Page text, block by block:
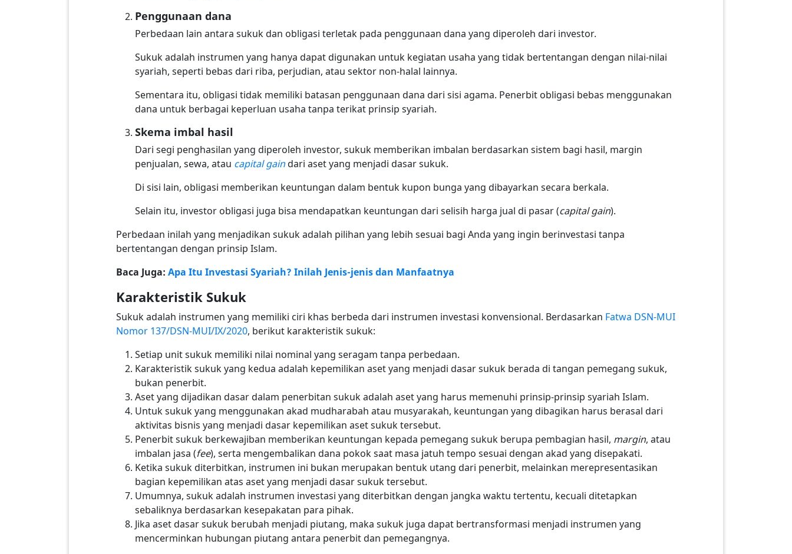
Penggunaan dana
Perbedaan lain antara sukuk dan obligasi terletak pada penggunaan dana yang diperoleh dari investor.
Sukuk adalah instrumen yang hanya dapat digunakan untuk kegiatan usaha yang tidak bertentangan dengan nilai-nilai
syariah, seperti bebas dari riba, perjudian, atau sektor non-halal lainnya.
Sementara itu, obligasi tidak memiliki batasan penggunaan dana dari sisi agama. Penerbit obligasi bebas menggunakan
dana untuk berbagai keperluan usaha tanpa terikat prinsip syariah.
Skema imbal hasil
Dari segi penghasilan yang diperoleh investor, sukuk memberikan imbalan berdasarkan sistem bagi hasil, margin
penjualan, sewa, atau capital gaindari aset yang menjadi dasar sukuk.
Di sisi lain, obligasi memberikan keuntungan dalam bentuk kupon bunga yang dibayarkan secara berkala.
Selain itu, investor obligasi juga bisa mendapatkan keuntungan dari selisih harga jual di pasar (capital gain).
Perbedaan inilah yang menjadikan sukuk adalah pilihan yang lebih sesuai bagi Anda yang ingin berinvestasi tanpa
bertentangan dengan prinsip Islam.
Baca Juga: Apa Itu Investasi Syariah? Inilah Jenis-jenis dan Manfaatnya
Karakteristik Sukuk
Sukuk adalah instrumen yang memiliki ciri khas berbeda dari instrumen investasi konvensional. Berdasarkan Fatwa DSN-MUI
Nomor 137/DSN-MUI/IX/2020, berikut karakteristik sukuk:
Setiap unit sukuk memiliki nilai nominal yang seragam tanpa perbedaan.
Karakteristik sukuk yang kedua adalah kepemilikan aset yang menjadi dasar sukuk berada di tangan pemegang sukuk,
bukan penerbit.
Aset yang dijadikan dasar dalam penerbitan sukuk adalah aset yang harus memenuhi prinsip-prinsip syariah Islam.
Untuk sukuk yang menggunakan akad mudharabah atau musyarakah, keuntungan yang dibagikan harus berasal dari
aktivitas bisnis yang menjadi dasar kepemilikan aset sukuk tersebut.
Penerbit sukuk berkewajiban memberikan keuntungan kepada pemegang sukuk berupa pembagian hasil, margin, atau
imbalan jasa (fee), serta mengembalikan dana pokok saat masa jatuh tempo sesuai dengan akad yang disepakati.
Ketika sukuk diterbitkan, instrumen ini bukan merupakan bentuk utang dari penerbit, melainkan merepresentasikan
bagian kepemilikan atas aset yang menjadi dasar sukuk tersebut.
Umumnya, sukuk adalah instrumen investasi yang diterbitkan dengan jangka waktu tertentu, kecuali ditetapkan
sebaliknya berdasarkan kesepakatan para pihak.
Jika aset dasar sukuk berubah menjadi piutang, maka sukuk juga dapat bertransformasi menjadi instrumen yang
mencerminkan hubungan piutang antara penerbit dan pemegangnya.